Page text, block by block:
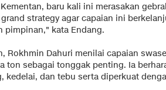
baru kali ini merasakan
strategy agar capaian ini
pimpinan," kata Endang.
Rokhmin Dahuri menilai capaian
ton sebagai tonggak penting. Ia
kedelai, dan tebu serta diperkuat